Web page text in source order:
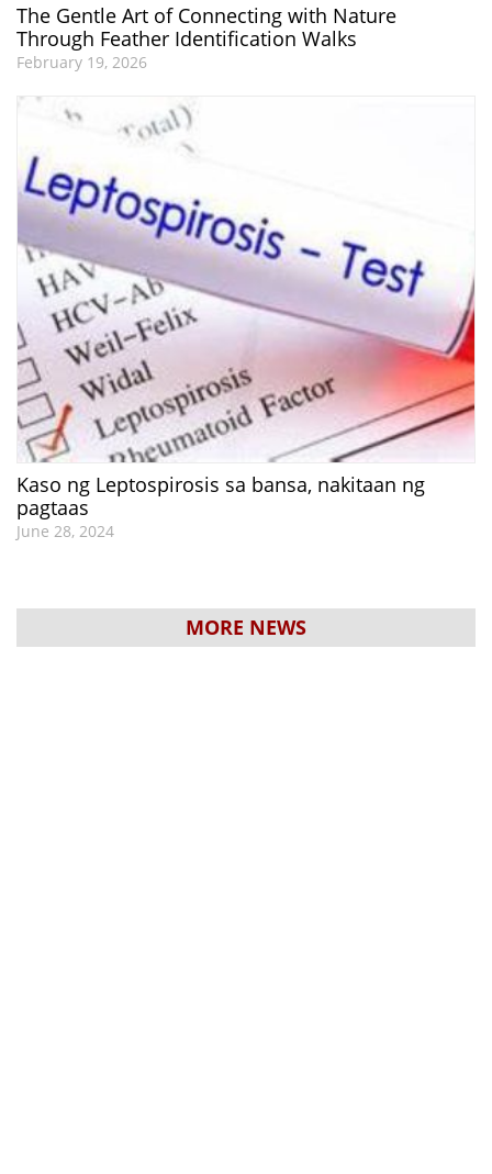
The Gentle Art of Connecting with Nature
Through Feather Identification Walks
February 19, 2026
Kaso ng Leptospirosis sa bansa, nakitaan ng
pagtaas
June 28, 2024
MORE NEWS